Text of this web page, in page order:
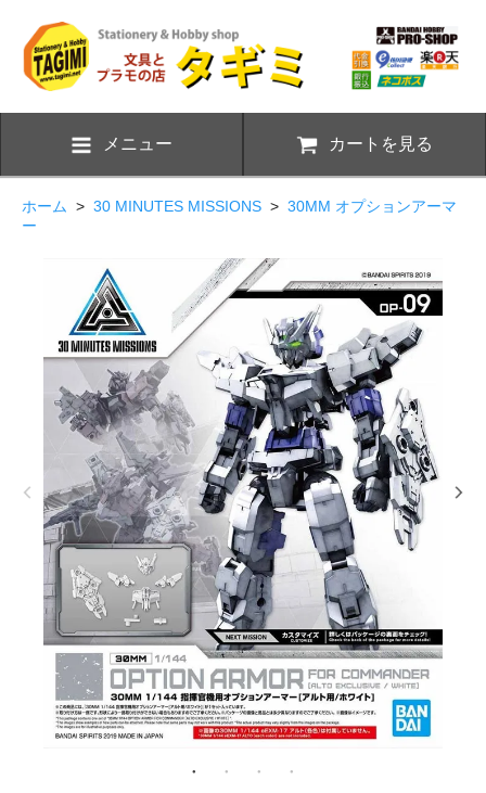
メニュー カートを見る
ホーム > 30 MINUTES MISSIONS > 30MM オプションアーマ
ー